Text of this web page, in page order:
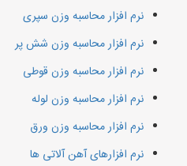
نرم افزار محاسبه وزن سپری
نرم افزار محاسبه وزن شش پر
نرم افزار محاسبه وزن قوطی
نرم افزار محاسبه وزن لوله
نرم افزار محاسبه وزن ورق
نرم افزارهای آهن آلاتی ها